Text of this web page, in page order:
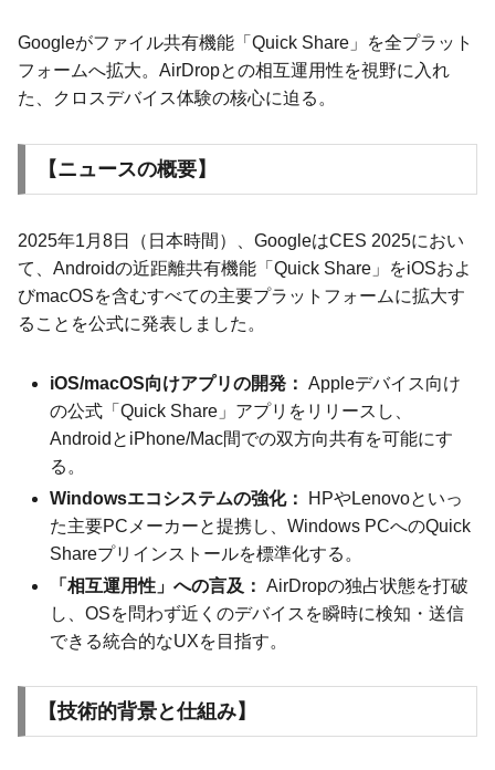
Googleがファイル共有機能「Quick Share」を全プラット
フォームへ拡大。AirDropとの相互運用性を視野に入れ
た、クロスデバイス体験の核心に迫る。
【ニュースの概要】
2025年1月8日（日本時間）、GoogleはCES 2025におい
て、Androidの近距離共有機能「Quick Share」をiOSおよ
びmacOSを含むすべての主要プラットフォームに拡大す
ることを公式に発表しました。
iOS/macOS向けアプリの開発： Appleデバイス向け
の公式「Quick Share」アプリをリリースし、
AndroidとiPhone/Mac間での双方向共有を可能にす
る。
Windowsエコシステムの強化：
HPやLenovoといっ
た主要PCメーカーと提携し、Windows PCへのQuick
Shareプリインストールを標準化する。
「相互運用性」への言及： AirDropの独占状態を打破
し、OSを問わず近くのデバイスを瞬時に検知・送信
できる統合的なUXを目指す。
【技術的背景と仕組み】